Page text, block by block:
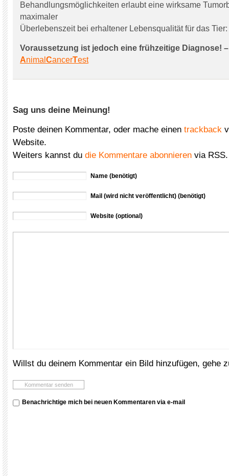
Behandlungsmöglichkeiten erlaubt eine wirksame
maximaler
Überlebenszeit bei erhaltener Lebensqualität für das Tier:
Voraussetzung ist jedoch eine frühzeitige Diagnose! –
Animal CancerTest
Sag uns deine Meinung!
Poste deinen Kommentar, oder mache einen trackback
Website.
Weiters kannst du die Kommentare abonnieren via RSS.
Name (benötigt)
Mail (wird nicht veröffentlicht) (benötigt)
Website (optional)
Willst du deinem Kommentar ein Bild hinzufügen, gehe
Benachrichtige mich bei neuen Kommentaren via e-mail